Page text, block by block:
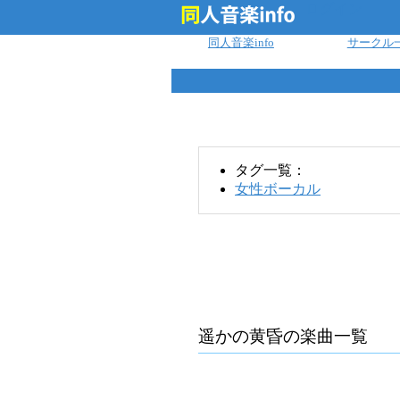
同人音楽info サークル
タグ一覧：
女性ボーカル
遥かの黄昏の楽曲一覧